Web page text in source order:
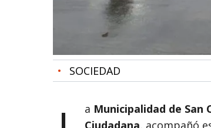
• SOCIEDAD
a Municipalidad de San
Ciudadana, acompañó